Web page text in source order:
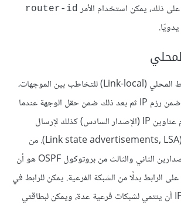
ذلك، يمكن استخدام الأمر router-id
تُستخدَم عناوين الرابط المحلي (Link-local) للتخاطب بين الموجهات،
أولًا في حقل المصدر ضمن رزم IP ثم بعد ذلك ضمن حقل الوجهة عندما
يُتعرَّف عليه. تُستخدَم عناوين IP (الإصدار السادس) كذلك لإرسال
إشعارات حالة الرابط (Link state advertisements, LSA). من
الفروق المهمة بين الإصدارين الثاني والثالث من بروتوكول OSPF هو أن
الرابط بدلًا من الشبكة الفرعية. يمكن للرابط في
الإصدار السادس من IP أن ينتمي لشبكات فرعية عدة، ويمكن لبطاقتي